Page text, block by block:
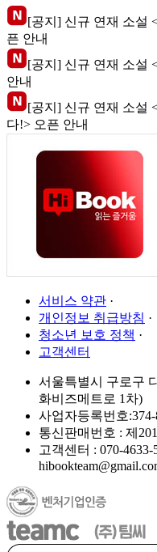
[공지] 신규 연재 소설
픈 안내
[공지] 신규 연재 소설
안내
[공지] 신규 연재 소설
다!> 오픈 안내
서비스 약관 ·
개인정보 취급방침 ·
청소년 보호 정책 ·
고객센터
서울특별시 구로구
화비즈메트로 1차)
사업자등록번호:374-
통신판매번호 : 제
고객센터 : 070-